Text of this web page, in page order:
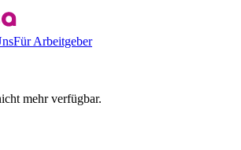
Für Arbeitgeber
mehr verfügbar.